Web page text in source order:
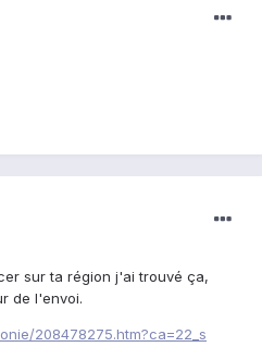
sur ta région j'ai trouvé ça,
de l'envoi.
208478275.htm?ca=22_s